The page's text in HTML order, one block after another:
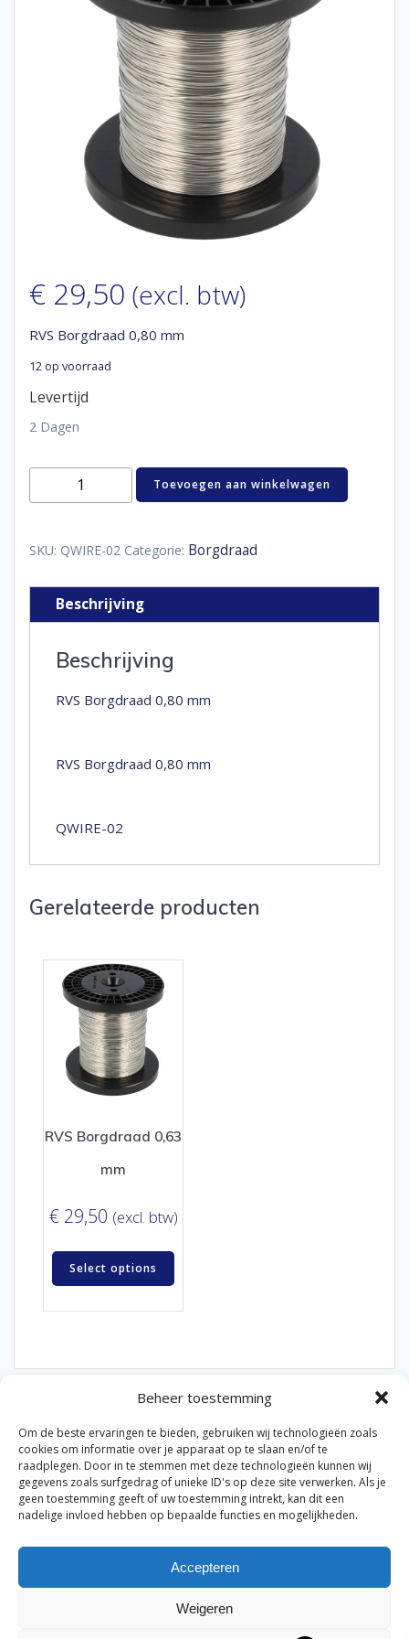
Beheer toestemming
Om de beste ervaringen te bieden, gebruiken wij technologieën zoals
cookies om informatie over je apparaat op te slaan en/of te
raadplegen. Door in te stemmen met deze technologieën kunnen wij
gegevens zoals surfgedrag of unieke ID's op deze site verwerken. Als je
geen toestemming geeft of uw toestemming intrekt, kan dit een
nadelige invloed hebben op bepaalde functies en mogelijkheden.
Accepteren
Weigeren
€ 29,50 (excl. btw)
RVS Borgdraad 0,80 mm
12 op voorraad
Levertijd
2 Dagen
RVS
Borgdraad
aantal
Toevoegen aan winkelwagen
SKU: QWIRE-02 Categorie: Borgdraad
Beschrijving
Beschrijving
RVS Borgdraad 0,80 mm
RVS Borgdraad 0,80 mm
QWIRE-02
Gerelateerde producten
RVS Borgdraad 0,63
mm
€ 29,50 (excl. btw)
Select options
© 2026 Van der Bel Las en Radiateurenbedrijf.
Privacyverklaring|Cookiebeleid|Retourbeleid|
Algemene voorwaarden voor consumenten